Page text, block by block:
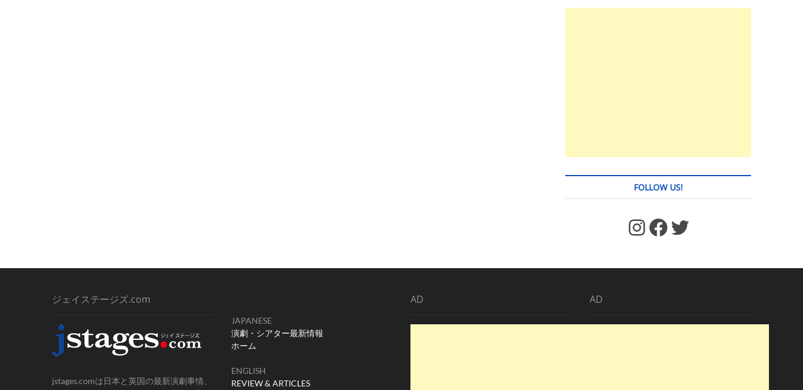
FOLLOW US!
https://www.facebook.com/jstages/ Facebook Twitter
ジェイステージズ.com
jstages.comは日本と英国の最新演劇事情、
JAPANESE
演劇・シアター最新情報
ホーム
ENGLISH
REVIEW & ARTICLES
AD AD